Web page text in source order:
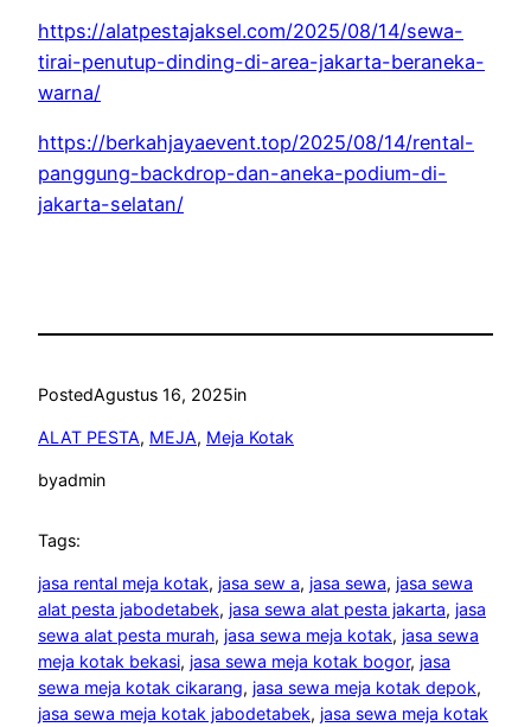
https://alatpestajaksel.com/2025/08/14/sewa-
tirai-penutup-dinding-di-area-jakarta-beraneka-
warna/
https://berkahjayaevent.top/2025/08/14/rental-
panggung-backdrop-dan-aneka-podium-di-
jakarta-selatan/
PostedAgustus 16, 2025in
ALAT PESTA, MEJA, Meja Kotak
byadmin
Tags:
jasa rental meja kotak, jasa sew a, jasa sewa, jasa sewa
alat pesta jabodetabek, jasa sewa alat pesta jakarta, jasa
sewa alat pesta murah, jasa sewa meja kotak, jasa sewa
meja kotak bekasi, jasa sewa meja kotak bogor, jasa
sewa meja kotak cikarang, jasa sewa meja kotak depok
jasa sewa meja kotak jabodetabek, jasa sewa meja kotak